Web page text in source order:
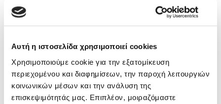
Αυτή η ιστοσελίδα χρησιμοποιεί cookies
Χρησιμοποιούμε cookie για την εξατομίκευση
περιεχομένου και διαφημίσεων, την παροχή λειτουργιών
κοινωνικών μέσων και την ανάλυση της
επισκεψιμότητάς μας. Επιπλέον, μοιραζόμαστε
Ο λόγος που δεν ξεχνάμε ποτέ μια αρνητική
εμπειρία